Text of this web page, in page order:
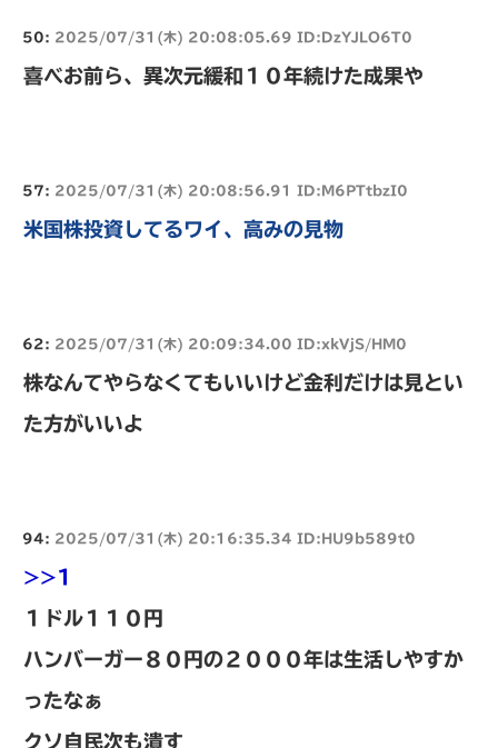
50: 2025/07/31(木) 20:08:05.69 ID:DzYJLO6T0
喜べお前ら、異次元緩和１０年続けた成果や
57: 2025/07/31(木) 20:08:56.91 ID:M6PTtbzI0
米国株投資してるワイ、高みの見物
62: 2025/07/31(木) 20:09:34.00 ID:xkVjS/HM0
株なんてやらなくてもいいけど金利だけは見とい
た方がいいよ
94: 2025/07/31(木) 20:16:35.34 ID:HU9b589t0
>>1
１ドル１１０円
ハンバーガー８０円の２０００年は生活しやすか
ったなぁ
クソ自民次も潰す